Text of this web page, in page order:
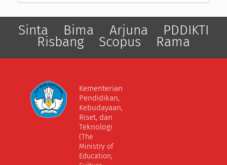
Sinta Bima Arjuna PDDIKTI
Risbang Scopus Rama
Kementerian
Pendidikan,
Kebudayaan,
Riset, dan
Teknologi
(The
Ministry of
Education,